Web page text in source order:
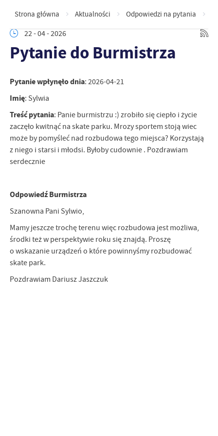
Strona główna Aktualności Odpowiedzi na pytania
22 - 04 - 2026
Pytanie do Burmistrza
Pytanie wpłynęło dnia: 2026-04-21
Imię: Sylwia
Treść pytania: Panie burmistrzu :) zrobiło się ciepło i życie
zaczęło kwitnąć na skate parku. Mrozy sportem stoją wiec
może by pomyśleć nad rozbudowa tego miejsca? Korzystają
z niego i starsi i młodsi. Byłoby cudownie . Pozdrawiam
serdecznie
Odpowiedź Burmistrza
Szanowna Pani Sylwio,
Mamy jeszcze trochę terenu więc rozbudowa jest możliwa,
środki też w perspektywie roku się znajdą. Proszę
o wskazanie urządzeń o które powinnyśmy rozbudować
skate park.
Pozdrawiam Dariusz Jaszczuk